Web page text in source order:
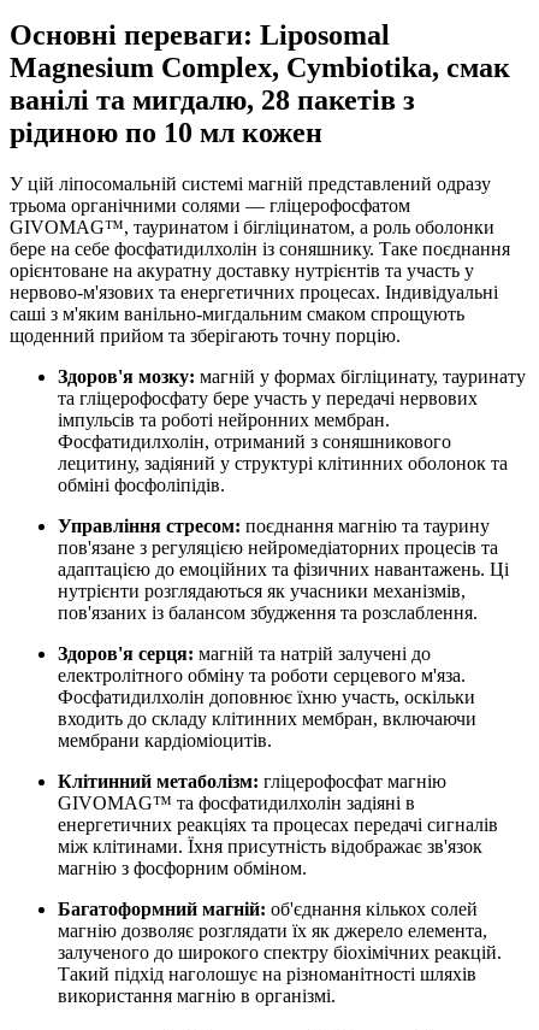
Основні переваги: Liposomal
Magnesium Complex, Cymbiotika, смак
ванілі та мигдалю, 28 пакетів з
рідиною по 10 мл кожен
У цій ліпосомальній системі магній представлений одразу
трьома органічними солями — гліцерофосфатом
GIVOMAG™, тауринатом і бігліцинатом, а роль оболонки
бере на себе фосфатидилхолін із соняшнику. Таке поєднання
орієнтоване на акуратну доставку нутрієнтів та участь у
нервово-м'язових та енергетичних процесах. Індивідуальні
саші з м'яким ванільно-мигдальним смаком спрощують
щоденний прийом та зберігають точну порцію.
Здоров'я мозку: магній у формах бігліцинату, тауринату
та гліцерофосфату бере участь у передачі нервових
імпульсів та роботі нейронних мембран.
Фосфатидилхолін, отриманий з соняшникового
лецитину, задіяний у структурі клітинних оболонок та
обміні фосфоліпідів.
Управління стресом: поєднання магнію та таурину
пов'язане з регуляцією нейромедіаторних процесів та
адаптацією до емоційних та фізичних навантажень. Ці
нутрієнти розглядаються як учасники механізмів,
пов'язаних із балансом збудження та розслаблення.
Здоров'я серця: магній та натрій залучені до
електролітного обміну та роботи серцевого м'яза.
Фосфатидилхолін доповнює їхню участь, оскільки
входить до складу клітинних мембран, включаючи
мембрани кардіоміоцитів.
Клітинний метаболізм: гліцерофосфат магнію
GIVOMAG™ та фосфатидилхолін задіяні в
енергетичних реакціях та процесах передачі сигналів
між клітинами. Їхня присутність відображає зв'язок
магнію з фосфорним обміном.
Багатоформний магній: об'єднання кількох солей
магнію дозволяє розглядати їх як джерело елемента,
залученого до широкого спектру біохімічних реакцій.
Такий підхід наголошує на різноманітності шляхів
використання магнію в організмі.